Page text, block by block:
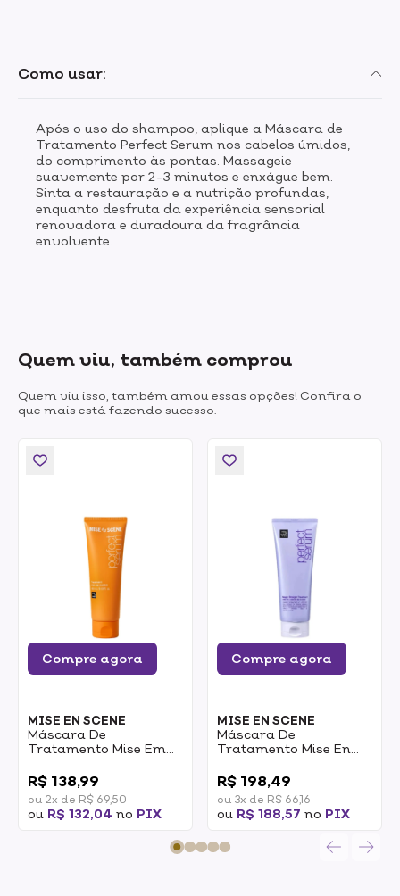
Como usar:
Após o uso do shampoo, aplique a Máscara de
Tratamento Perfect Serum nos cabelos úmidos,
do comprimento às pontas. Massageie
suavemente por 2-3 minutos e enxágue bem.
Sinta a restauração e a nutrição profundas,
enquanto desfruta da experiência sensorial
renovadora e duradoura da fragrância
envolvente.
Quem viu, também comprou
Quem viu isso, também amou essas opções! Confira o
que mais está fazendo sucesso.
Compre agora
MISE EN SCENE
Máscara De
Tratamento Mise Em
180ml
R$ 138,99
ou 2x de R$ 69,50
ou R$ 132,04 no PIX
Compre agora
MISE EN SCENE
Máscara De
Tratamento Mise En
Magic Straight 230ml
R$ 198,49
ou 3x de R$ 66,16
ou R$ 188,57 no PIX